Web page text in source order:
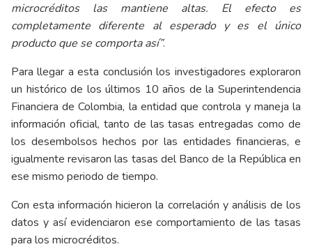
microcréditos las mantiene altas. El efecto es
completamente diferente al esperado y es el único
producto que se comporta así”.
Para llegar a esta conclusión los investigadores exploraron
un histórico de los últimos 10 años de la Superintendencia
Financiera de Colombia, la entidad que controla y maneja la
información oficial, tanto de las tasas entregadas como de
los desembolsos hechos por las entidades financieras, e
igualmente revisaron las tasas del Banco de la República en
ese mismo periodo de tiempo.
Con esta información hicieron la correlación y análisis de los
datos y así evidenciaron ese comportamiento de las tasas
para los microcréditos.